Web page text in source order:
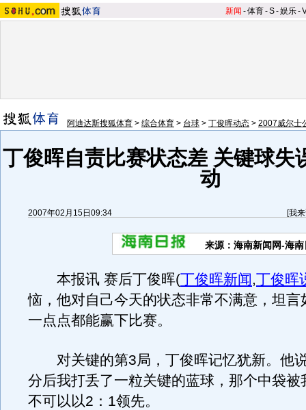
新闻 -体育-S-娱乐-
阿迪达斯搜狐体育 > 综合体育 > 台球 > 丁俊晖动态 > 2007威尔士
丁俊晖自责比赛状态差 关键球失
动
2007年02月15日09:34 [我
来源：海南新闻网-海南
本报讯 赛后丁俊晖(丁俊晖新闻,丁俊晖
恼，他对自己今天的状态非常不满意，坦言
一点点都能赢下比赛。
对关键的第3局，丁俊晖记忆犹新。他
分后我打丢了一粒关键的蓝球，那个中袋被
不可以以2：1领先。